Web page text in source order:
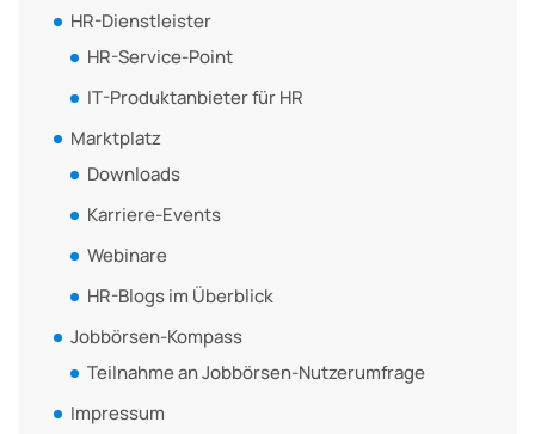
HR-Dienstleister
HR-Service-Point
IT-Produktanbieter für HR
Marktplatz
Downloads
Karriere-Events
Webinare
HR-Blogs im Überblick
Jobbörsen-Kompass
Teilnahme an Jobbörsen-Nutzerumfrage
Impressum